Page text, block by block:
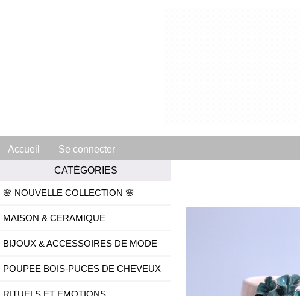
Accueil
Se connecter
CATÉGORIES
🌸 NOUVELLE COLLECTION 🌸
MAISON & CERAMIQUE
BIJOUX & ACCESSOIRES DE MODE
POUPEE BOIS-PUCES DE CHEVEUX